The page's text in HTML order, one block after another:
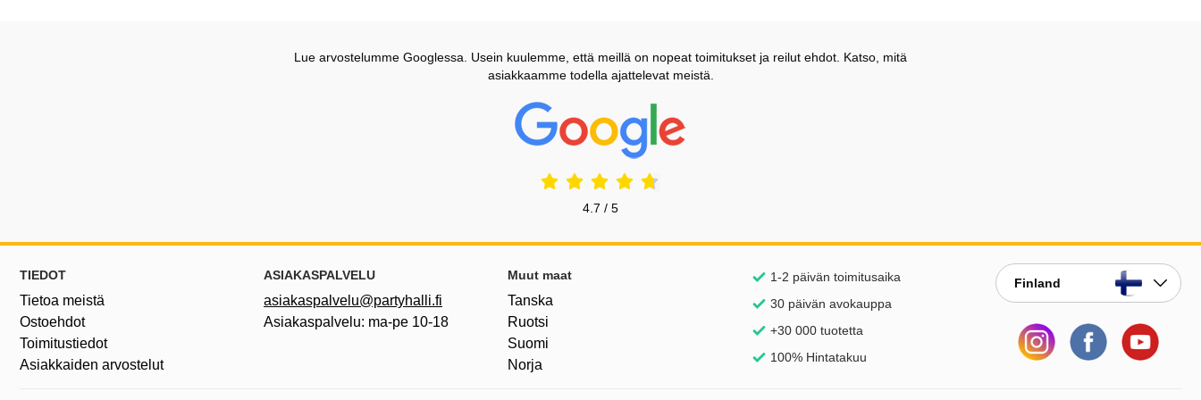
Lue arvostelumme Googlessa. Usein kuulemme, että meillä on nopeat toimitukset ja reilut ehdot. Katso, mitä
asiakkaamme todella ajattelevat meistä.
Prisjakt Arvostelu: 4.7 Tähdet
4.7 / 5
Alatunnisteen sisältö Sekalaista tietoa ja linkkejä
TIEDOT
Tietoa meistä
Ostoehdot
Toimitustiedot
Asiakkaiden arvostelut
ASIAKASPALVELU
asiakaspalvelu@partyhalli.fi
Asiakaspalvelu: ma-pe 10-18
Muut maat
Tanska
Ruotsi
Suomi
Norja
1-2 päivän toimitusaika
30 päivän avokauppa
+30 000 tuotetta
100% Hintatakuu
Finland